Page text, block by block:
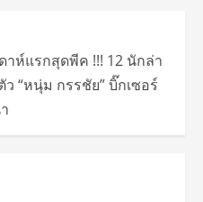
าห์แรกสุดพีค !!! 12 นักล่า
“หนุ่ม กรรชัย” บิ๊กเซอร์